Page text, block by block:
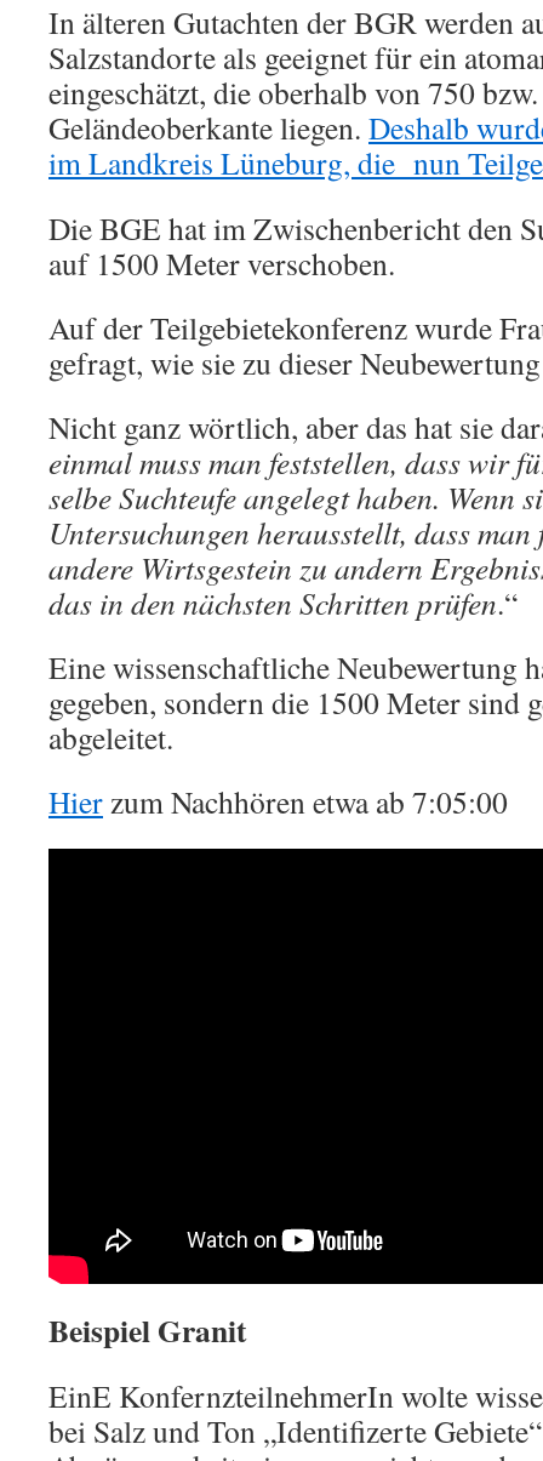
In älteren Gutachten der BGR werden
Salzstandorte als geeignet für ein
eingeschätzt, die oberhalb von 750
Geländeoberkante liegen. Deshalb
im Landkreis Lüneburg, die nun
Die BGE hat im Zwischenbericht den
auf 1500 Meter verschoben.
Auf der Teilgebietekonferenz wurde
gefragt, wie sie zu dieser
Nicht ganz wörtlich, aber das hat sie
einmal muss man feststellen, dass wir
selbe Suchteufe angelegt haben. Wenn
Untersuchungen herausstellt, dass
andere Wirtsgestein zu andern
das in den nächsten Schritten prüfen.“
Eine wissenschaftliche Neubewertung
gegeben, sondern die 1500 Meter sind
abgeleitet.
Hierzum Nachhören etwa ab 7:05:00
Beispiel Granit
EinE KonfernzteilnehmerIn wolte
bei Salz und Ton „Identifizerte